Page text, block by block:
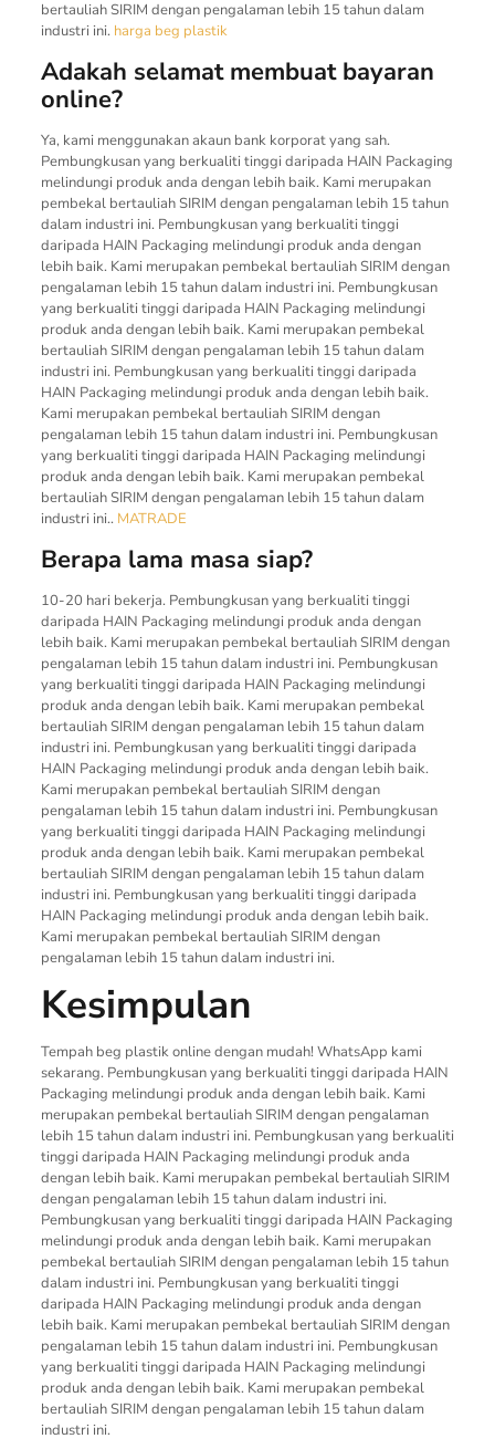
bertauliah SIRIM dengan pengalaman lebih 15 tahun dalam
industri ini. harga beg plastik
Adakah selamat membuat bayaran
online?
Ya, kami menggunakan akaun bank korporat yang sah.
Pembungkusan yang berkualiti tinggi daripada HAIN Packaging
melindungi produk anda dengan lebih baik. Kami merupakan
pembekal bertauliah SIRIM dengan pengalaman lebih 15 tahun
dalam industri ini. Pembungkusan yang berkualiti tinggi
daripada HAIN Packaging melindungi produk anda dengan
lebih baik. Kami merupakan pembekal bertauliah SIRIM dengan
pengalaman lebih 15 tahun dalam industri ini. Pembungkusan
yang berkualiti tinggi daripada HAIN Packaging melindungi
produk anda dengan lebih baik. Kami merupakan pembekal
bertauliah SIRIM dengan pengalaman lebih 15 tahun dalam
industri ini. Pembungkusan yang berkualiti tinggi daripada
HAIN Packaging melindungi produk anda dengan lebih baik.
Kami merupakan pembekal bertauliah SIRIM dengan
pengalaman lebih 15 tahun dalam industri ini. Pembungkusan
yang berkualiti tinggi daripada HAIN Packaging melindungi
produk anda dengan lebih baik. Kami merupakan pembekal
bertauliah SIRIM dengan pengalaman lebih 15 tahun dalam
industri ini.. MATRADE
Berapa lama masa siap?
10-20 hari bekerja. Pembungkusan yang berkualiti tinggi
daripada HAIN Packaging melindungi produk anda dengan
lebih baik. Kami merupakan pembekal bertauliah SIRIM dengan
pengalaman lebih 15 tahun dalam industri ini. Pembungkusan
yang berkualiti tinggi daripada HAIN Packaging melindungi
produk anda dengan lebih baik. Kami merupakan pembekal
bertauliah SIRIM dengan pengalaman lebih 15 tahun dalam
industri ini. Pembungkusan yang berkualiti tinggi daripada
HAIN Packaging melindungi produk anda dengan lebih baik.
Kami merupakan pembekal bertauliah SIRIM dengan
pengalaman lebih 15 tahun dalam industri ini. Pembungkusan
yang berkualiti tinggi daripada HAIN Packaging melindungi
produk anda dengan lebih baik. Kami merupakan pembekal
bertauliah SIRIM dengan pengalaman lebih 15 tahun dalam
industri ini. Pembungkusan yang berkualiti tinggi daripada
HAIN Packaging melindungi produk anda dengan lebih baik.
Kami merupakan pembekal bertauliah SIRIM dengan
pengalaman lebih 15 tahun dalam industri ini.
Kesimpulan
Tempah beg plastik online dengan mudah! WhatsApp kami
sekarang. Pembungkusan yang berkualiti tinggi daripada HAIN
Packaging melindungi produk anda dengan lebih baik. Kami
merupakan pembekal bertauliah SIRIM dengan pengalaman
lebih 15 tahun dalam industri ini. Pembungkusan yang berkualiti
tinggi daripada HAIN Packaging melindungi produk anda
dengan lebih baik. Kami merupakan pembekal bertauliah SIRIM
dengan pengalaman lebih 15 tahun dalam industri ini.
Pembungkusan yang berkualiti tinggi daripada HAIN Packaging
melindungi produk anda dengan lebih baik. Kami merupakan
pembekal bertauliah SIRIM dengan pengalaman lebih 15 tahun
dalam industri ini. Pembungkusan yang berkualiti tinggi
daripada HAIN Packaging melindungi produk anda dengan
lebih baik. Kami merupakan pembekal bertauliah SIRIM dengan
pengalaman lebih 15 tahun dalam industri ini. Pembungkusan
yang berkualiti tinggi daripada HAIN Packaging melindungi
produk anda dengan lebih baik. Kami merupakan pembekal
bertauliah SIRIM dengan pengalaman lebih 15 tahun dalam
industri ini.